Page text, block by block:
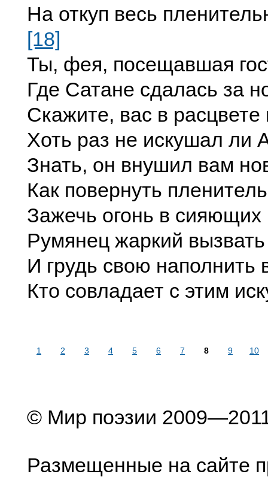
На откуп весь
[18]
Ты, фея, посещавшая
Где Сатане сдалась за
Скажите, вас в
Хоть раз не искушал ли
Знать, он внушил вам
Как повернуть
Зажечь огонь в сияющих
Румянец жаркий
И грудь свою наполнить
Кто совладает с этим
1 2 3 4 5 6 7 8 9 10
© Мир поэзии
Размещенные на сайте